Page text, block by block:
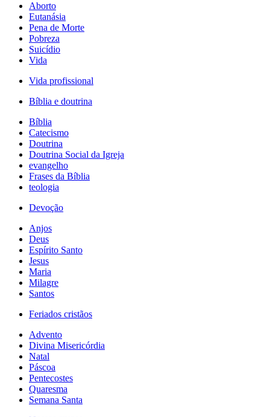
Aborto
Eutanásia
Pena de Morte
Pobreza
Suicídio
Vida
Vida profissional
Bíblia e doutrina
Bíblia
Catecismo
Doutrina
Doutrina Social da Igreja
evangelho
Frases da Bíblia
teologia
Devoção
Anjos
Deus
Espírito Santo
Jesus
Maria
Milagre
Santos
Feriados cristãos
Advento
Divina Misericórdia
Natal
Páscoa
Pentecostes
Quaresma
Semana Santa